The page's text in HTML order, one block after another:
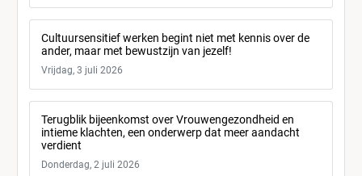
Cultuursensitief werken begint niet met kennis over de
ander, maar met bewustzijn van jezelf!
Vrijdag, 3 juli 2026
Terugblik bijeenkomst over Vrouwengezondheid en
intieme klachten, een onderwerp dat meer aandacht
verdient
Donderdag, 2 juli 2026